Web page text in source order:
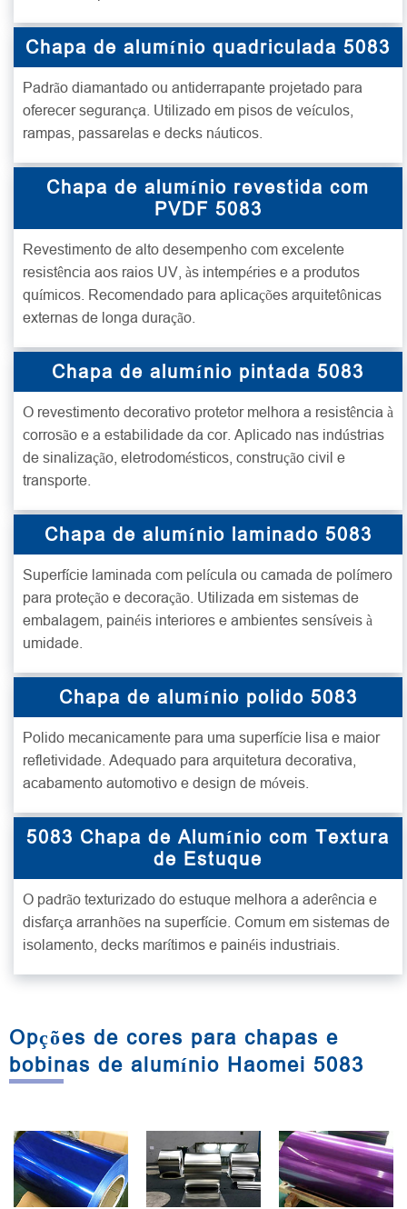
Chapa de alumínio quadriculada 5083
Padrão diamantado ou antiderrapante projetado para
oferecer segurança. Utilizado em pisos de veículos,
rampas, passarelas e decks náuticos.
Chapa de alumínio revestida com
PVDF 5083
Revestimento de alto desempenho com excelente
resistência aos raios UV, às intempéries e a produtos
químicos. Recomendado para aplicações arquitetônicas
externas de longa duração.
Chapa de alumínio pintada 5083
O revestimento decorativo protetor melhora a resistência à
corrosão e a estabilidade da cor. Aplicado nas indústrias
de sinalização, eletrodomésticos, construção civil e
transporte.
Chapa de alumínio laminado 5083
Superfície laminada com película ou camada de polímero
para proteção e decoração. Utilizada em sistemas de
embalagem, painéis interiores e ambientes sensíveis à
umidade.
Chapa de alumínio polido 5083
Polido mecanicamente para uma superfície lisa e maior
refletividade. Adequado para arquitetura decorativa,
acabamento automotivo e design de móveis.
5083 Chapa de Alumínio com Textura
de Estuque
O padrão texturizado do estuque melhora a aderência e
disfarça arranhões na superfície. Comum em sistemas de
isolamento, decks marítimos e painéis industriais.
Opções de cores para chapas e
bobinas de alumínio Haomei 5083